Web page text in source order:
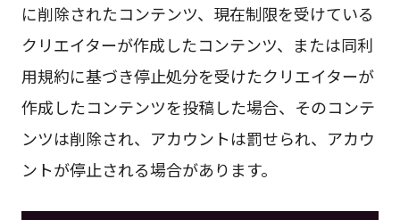
に削除されたコンテンツ、現在制限を受けている
クリエイターが作成したコンテンツ、または同利
用規約に基づき停止処分を受けたクリエイターが
作成したコンテンツを投稿した場合、そのコンテ
ンツは削除され、アカウントは罰せられ、アカウ
ントが停止される場合があります。